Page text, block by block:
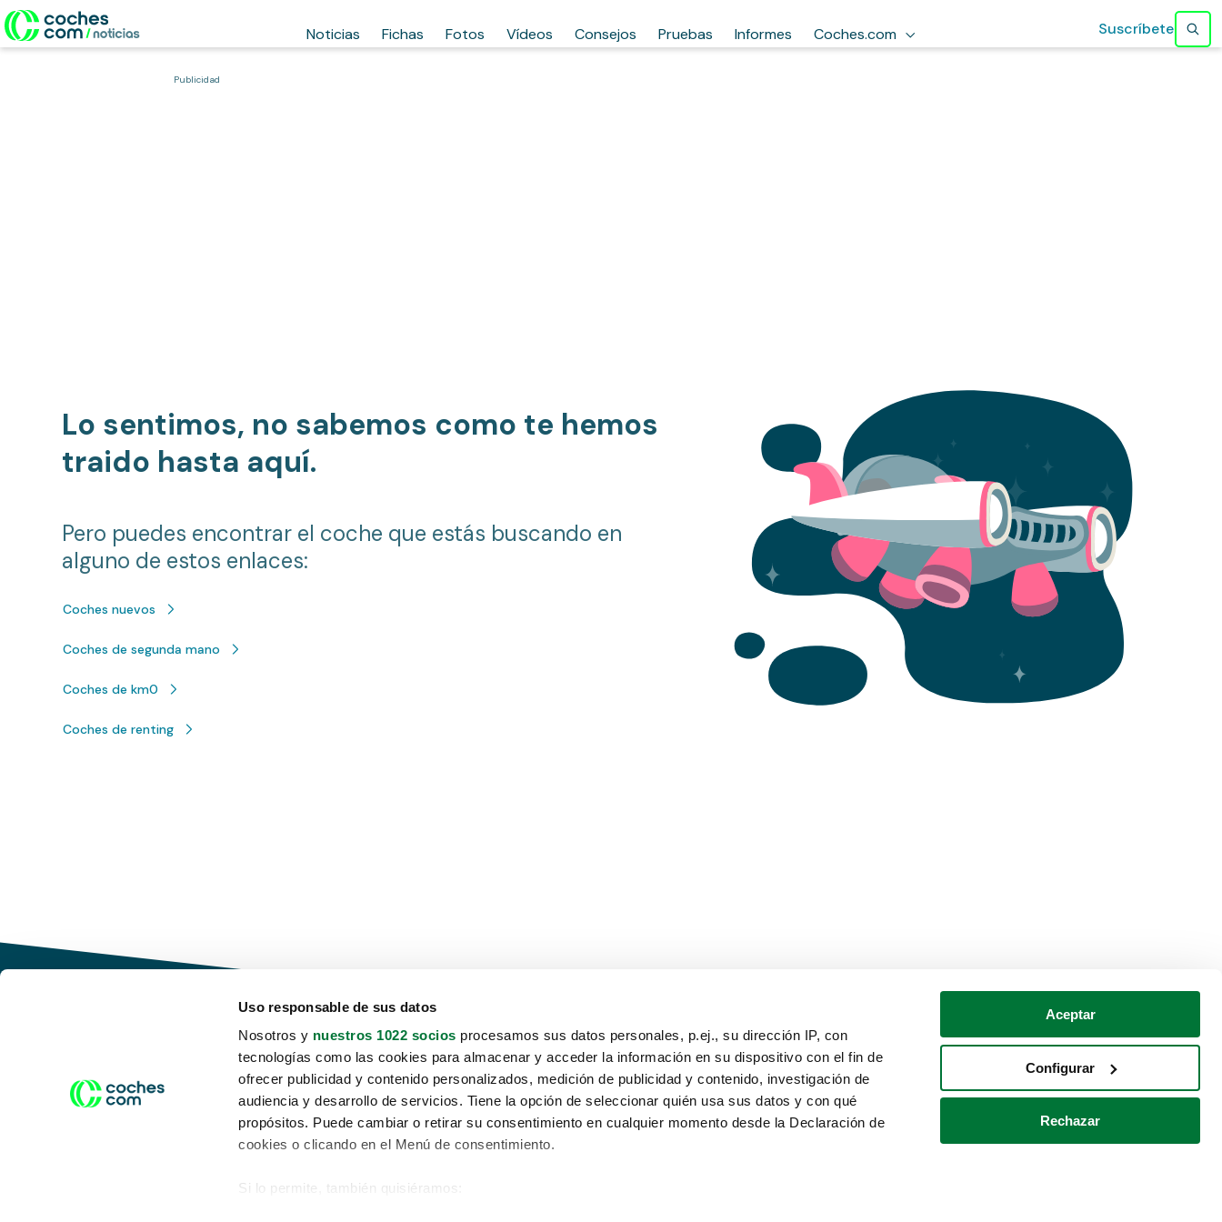
Uso responsable de sus datos
Nosotros y nuestros 1022 socios procesamos sus datos personales, p.ej., su dirección IP, con
tecnologías como las cookies para almacenar y acceder la información en su dispositivo con el fin de
ofrecer publicidad y contenido personalizados, medición de publicidad y contenido, investigación de
audiencia y desarrollo de servicios. Tiene la opción de seleccionar quién usa sus datos y con qué
propósitos. Puede cambiar o retirar su consentimiento en cualquier momento desde la Declaración de
cookies o clicando en el Menú de consentimiento.
Si lo permite, también quisiéramos:
Aceptar
Configurar
Rechazar
Noticias Fichas Fotos Vídeos Consejos Pruebas Informes Coches.com Suscríbete
Publicidad
Lo sentimos, no sabemos como te hemos
traido hasta aquí.
Pero puedes encontrar el coche que estás buscando en
alguno de estos enlaces:
Coches nuevos
Coches de segunda mano
Coches de km0
Coches de renting
Conduce tu futuro,
desata tu movilidad